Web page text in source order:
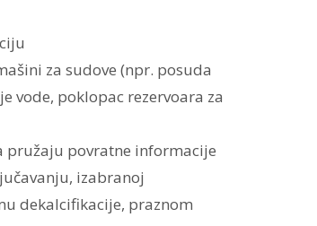
za sudove (npr. posuda
vode, poklopac rezervoara za
povratne informacije
izabranoj
dekalcifikacije, praznom